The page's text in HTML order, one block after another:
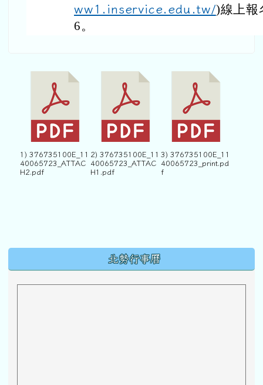
ww1.inservice.edu.tw/)線上報
6。
1) 376735100E_11
40065723_ATTAC
H2.pdf
2) 376735100E_11
40065723_ATTAC
H1.pdf
3) 376735100E_11
40065723_print.pd
f
北勢行事曆